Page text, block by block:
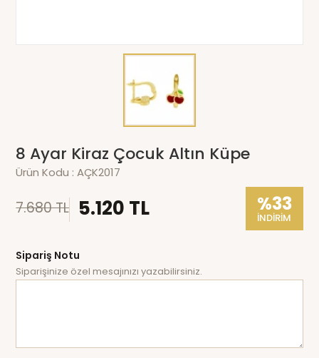
8 Ayar Kiraz Çocuk Altın Küpe
Ürün Kodu :AÇK2017
7.680 TL 5.120 TL %33
İNDİRİM
Sipariş Notu
Siparişinize özel mesajınızı yazabilirsiniz.